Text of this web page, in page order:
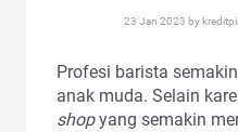
23 Jan 2023 by
Profesi barista
anak muda. Selain
shopyang semakin